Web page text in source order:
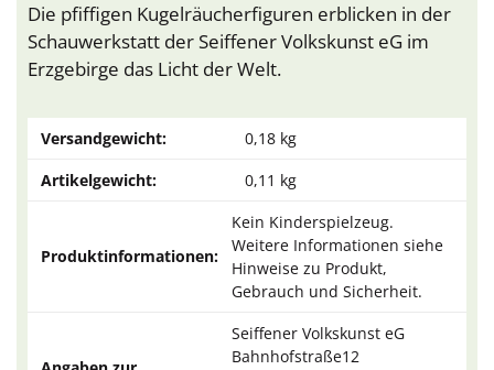
Die pfiffigen Kugelräucherfiguren erblicken in der
Schauwerkstatt der Seiffener Volkskunst eG im
Erzgebirge das Licht der Welt.
Versandgewicht:
0,18 kg
Artikelgewicht:
0,11 kg
Produktinformationen:
Kein Kinderspielzeug.
Weitere Informationen siehe
Hinweise zu Produkt,
Gebrauch und Sicherheit.
Seiffener Volkskunst eG
Bahnhofstraße12